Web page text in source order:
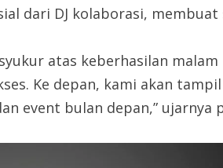
dari DJ kolaborasi, membuat
atas keberhasilan
Ke depan, kami akan
event bulan depan,” ujarnya